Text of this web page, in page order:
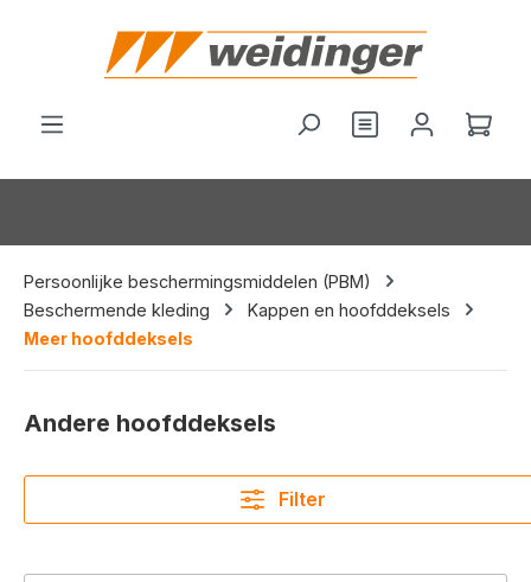
Je hebt 0 items
Persoonlijke beschermingsmiddelen (PBM)
Beschermende kleding
Kappen en hoofddeksels
Meer hoofddeksels
Andere hoofddeksels
Filter